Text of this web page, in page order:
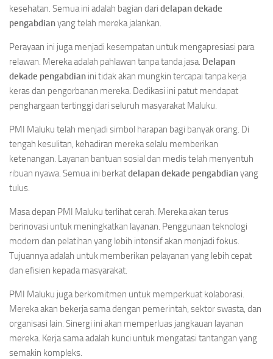
kesehatan. Semua ini adalah bagian dari delapan dekade
pengabdianyang telah mereka jalankan.
Perayaan ini juga menjadi kesempatan untuk mengapresiasi para
relawan. Mereka adalah pahlawan tanpa tanda jasa. Delapan
dekade pengabdian ini tidak akan mungkin tercapai tanpa kerja
keras dan pengorbanan mereka. Dedikasi ini patut mendapat
penghargaan tertinggi dari seluruh masyarakat Maluku.
PMI Maluku telah menjadi simbol harapan bagi banyak orang. Di
tengah kesulitan, kehadiran mereka selalu memberikan
ketenangan. Layanan bantuan sosial dan medis telah menyentuh
ribuan nyawa. Semua ini berkatdelapan dekade pengabdianyang
tulus.
Masa depan PMI Maluku terlihat cerah. Mereka akan terus
berinovasi untuk meningkatkan layanan. Penggunaan teknologi
modern dan pelatihan yang lebih intensif akan menjadi fokus.
Tujuannya adalah untuk memberikan pelayanan yang lebih cepat
dan efisien kepada masyarakat.
PMI Maluku juga berkomitmen untuk memperkuat kolaborasi.
Mereka akan bekerja sama dengan pemerintah, sektor swasta, dan
organisasi lain. Sinergi ini akan memperluas jangkauan layanan
mereka. Kerja sama adalah kunci untuk mengatasi tantangan yang
semakin kompleks.